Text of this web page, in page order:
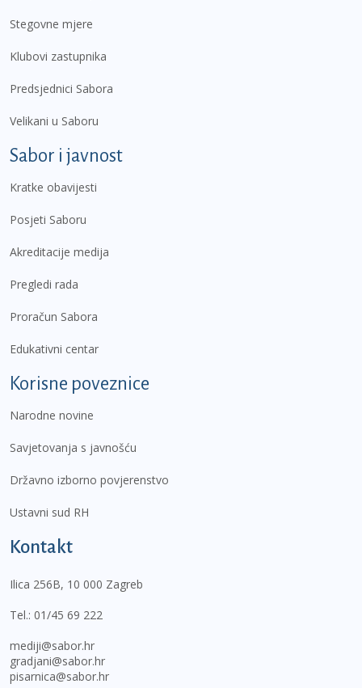
Stegovne mjere
Klubovi zastupnika
Predsjednici Sabora
Velikani u Saboru
Sabor i javnost
Kratke obavijesti
Posjeti Saboru
Akreditacije medija
Pregledi rada
Proračun Sabora
Edukativni centar
Korisne poveznice
Narodne novine
Savjetovanja s javnošću
Državno izborno povjerenstvo
Ustavni sud RH
Kontakt
Ilica 256B, 10 000 Zagreb
Tel.: 01/45 69 222
mediji@sabor.hr
gradjani@sabor.hr
pisarnica@sabor.hr